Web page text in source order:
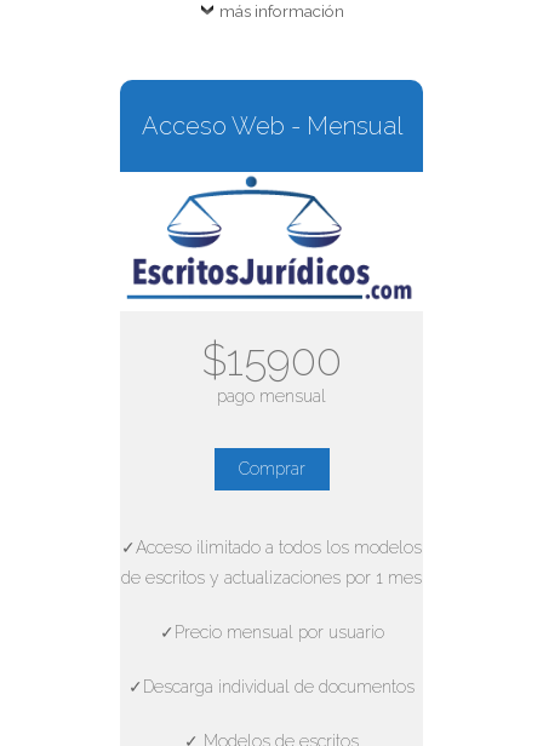
más información
Acceso Web - Mensual
$15900
pago mensual
Comprar
✓Acceso ilimitado a todos los modelos
de escritos y actualizaciones por 1 mes
✓Precio mensual por usuario
✓Descarga individual de documentos
✓ Modelos de escritos